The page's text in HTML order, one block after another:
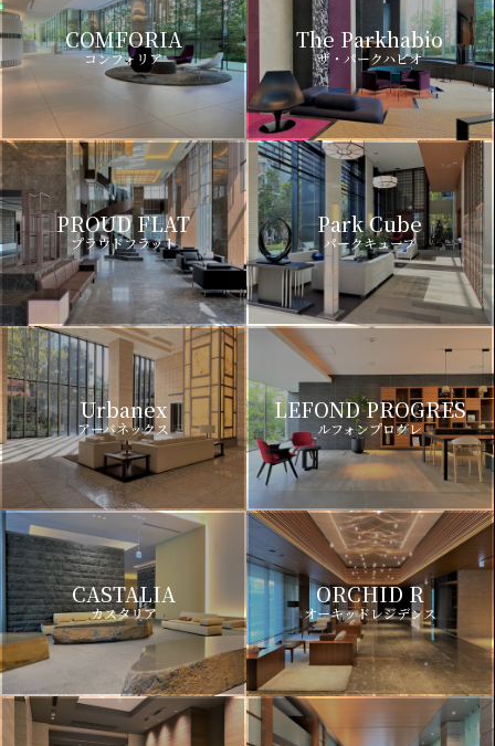
COMFORIA
コンフォリア
The Parkhabio
ザ・パークハビオ
PROUD FLAT
プラウドフラット
Park Cube
パークキューブ
Urbanex
アーバネックス
LEFOND PROGRES
ルフォンプログレ
CASTALIA
カスタリア
ORCHID R
オーキッドレジデンス